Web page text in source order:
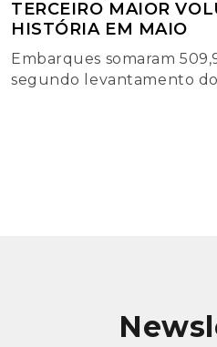
TERCEIRO MAIOR
HISTÓRIA EM MAIO
Embarques somaram
segundo levantamento